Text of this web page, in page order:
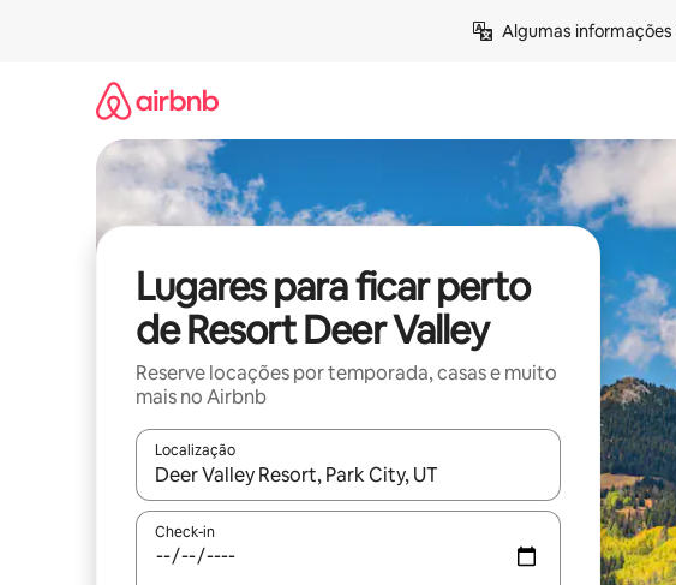
Algumas
Lugares para ficar perto
de Resort Deer Valley
Reserve locações por temporada, casas e muito
mais no Airbnb
Localização
Quando os resultados estiverem disponíveis, explore-os usando
Check-in